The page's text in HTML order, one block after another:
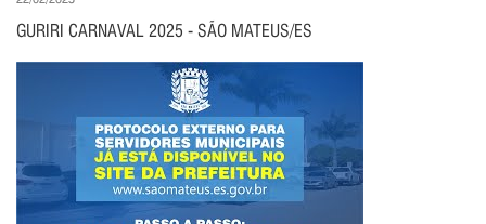
GURIRI CARNAVAL 2025 - SÃO MATEUS/ES